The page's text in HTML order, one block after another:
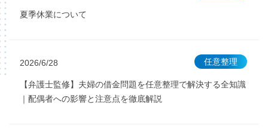
夏季休業について
2026/6/28
【弁護士監修】夫婦の借金問題を任意整理で解決する全知識
｜配偶者への影響と注意点を徹底解説
任意整理